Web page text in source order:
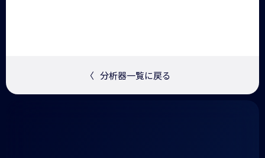
〈 分析器一覧に戻る